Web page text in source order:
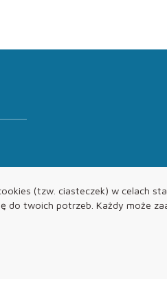
(tzw. ciasteczek) w celach
twoich potrzeb. Każdy może